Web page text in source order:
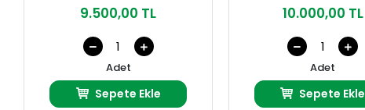
9.500,00 TL
Adet
Sepete Ekle
10.000,00 TL
Adet
Sepete Ekle